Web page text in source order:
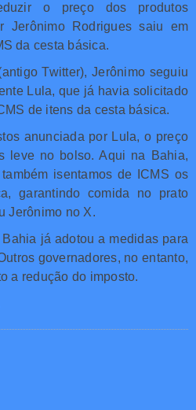
o preço dos produtos
Jerônimo Rodrigues saiu em
da cesta básica.
Twitter), Jerônimo seguiu
Lula, que já havia solicitado
de itens da cesta básica.
anunciada por Lula, o preço
leve no bolso. Aqui na Bahia,
isentamos de ICMS os
garantindo comida no prato
Jerônimo no X.
já adotou a medidas para
governadores, no entanto,
a redução do imposto.